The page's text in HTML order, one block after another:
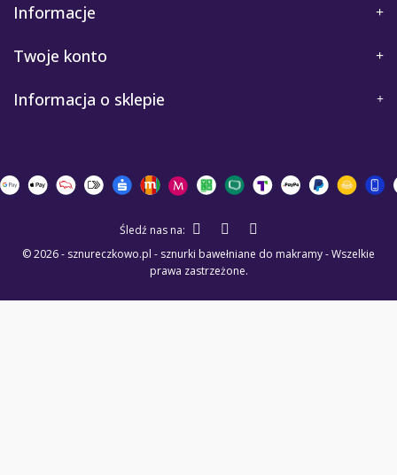
Informacje
Twoje konto
Informacja o sklepie
© 2026 - sznureczkowo.pl - sznurki bawełniane do makramy - Wszelkie
prawa zastrzeżone.
Śledź nas na: